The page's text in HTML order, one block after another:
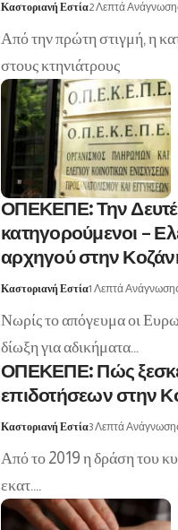
Καστοριανή Εστία2 Λεπτά
Από την πρώτη στιγμή, η
στους κτηνιάτρους
ΟΠΕΚΕΠΕ: Την
κατηγορούμενοι –
αρχηγού στην
Καστοριανή Εστία1 Λεπτά
Νωρίς το απόγευμα οι
δίωξη για αδικήματα…
ΟΠΕΚΕΠΕ: Πώς
επιδοτήσεων στην
Καστοριανή Εστία3 Λεπτά
Από το 2019 η δράση του
εκατ.…